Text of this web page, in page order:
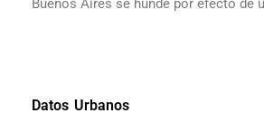
Buenos Aires se hunde por efecto de
Datos Urbanos